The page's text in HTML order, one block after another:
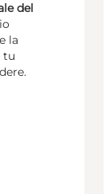
del
la
tu